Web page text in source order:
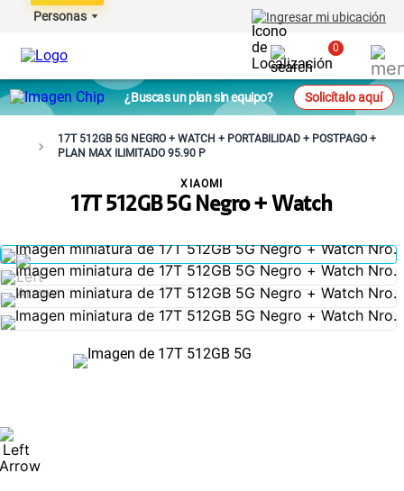
Personas Ingresar mi ubicación
0
¿Buscas un plan sin equipo? Solicítalo aquí
17T 512GB 5G NEGRO + WATCH + PORTABILIDAD + POSTPAGO +
PLAN MAX ILIMITADO 95.90 P
17T 512GB 5G Negro + Watch
XIAOMI